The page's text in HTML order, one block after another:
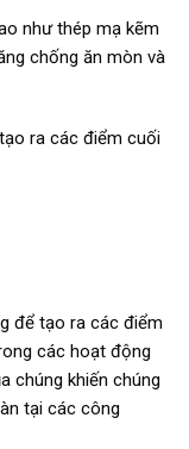
như thép mạ kẽm
chống ăn mòn và
ra các điểm cuối
để tạo ra các điểm
các hoạt động
chúng khiến chúng
tại các công